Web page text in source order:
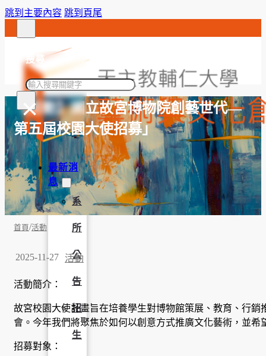
跳到主要內容 跳到頁尾
搜尋
搜
×
最新消
息
系
所
公
告
招
生
【活動】國立故宮博物院創藝世代—
第五屆校園大使招募」
首頁/活動
2025-11-27 活動
活動簡介：
故宮校園大使計畫旨在培養學生對博物館策展、教育、行
會。今年我們將聚焦於如何以創意方式推廣文化藝術，並
招募對象：